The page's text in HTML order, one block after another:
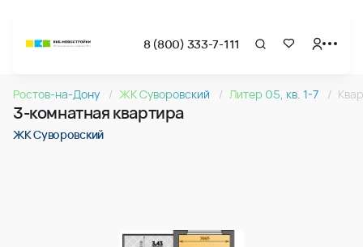
8 (800) 333-7-111
Квартира № 072 в ЖК Суворовский : подъезд 1, этаж 11,
3-комнатная квартира 81.79м2 в ЖК Суворовский, №072
3-комнатная квартира 81.79м2 в ЖК Суворовский, №072
Ростов-на-Дону ЖК Суворовский Литер 05, кв. 1-7
3-комнатная квартира
ЖК Суворовский